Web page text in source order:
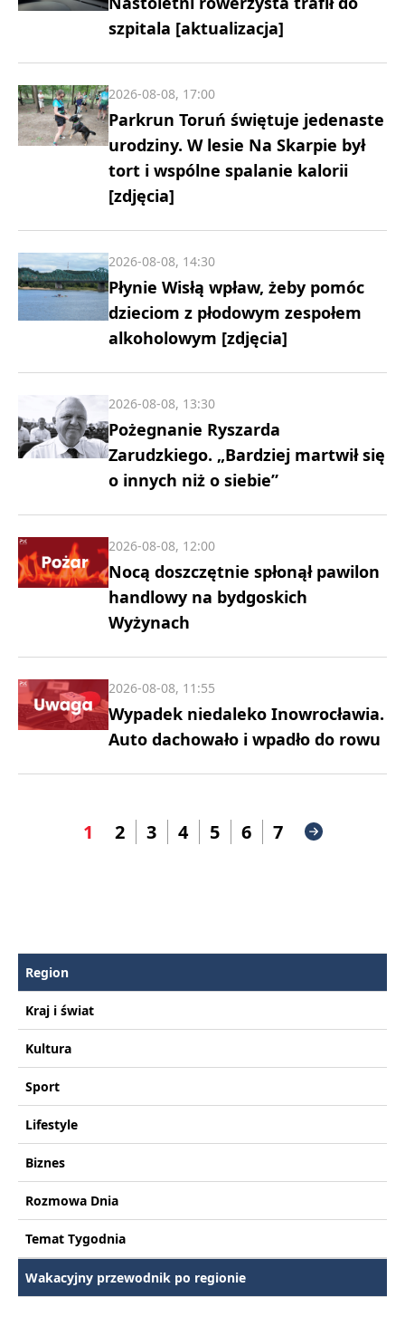
szpitala [aktualizacja]
Parkrun Toruń świętuje jedenaste
urodziny. W lesie Na Skarpie był
tort i wspólne spalanie kalorii
[zdjęcia]
2026-08-08, 17:00
Płynie Wisłą wpław, żeby pomóc
dzieciom z płodowym zespołem
alkoholowym [zdjęcia]
2026-08-08, 14:30
Pożegnanie Ryszarda
Zarudzkiego. „Bardziej martwił się
o innych niż o siebie”
2026-08-08, 13:30
Nocą doszczętnie spłonął pawilon
handlowy na bydgoskich
Wyżynach
2026-08-08, 12:00
Wypadek niedaleko Inowrocławia.
Auto dachowało i wpadło do rowu
2026-08-08, 11:55
1 2 3 4 5 6 7
Region
Kraj i świat
Kultura
Sport
Lifestyle
Biznes
Rozmowa Dnia
Temat Tygodnia
Wakacyjny przewodnik po regionie